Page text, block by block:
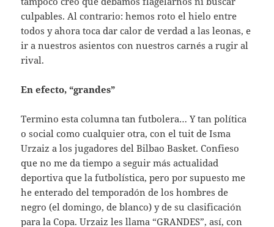
culpables. Al contrario: hemos roto el hielo entre
todos y ahora toca dar calor de verdad a las leonas, e
ir a nuestros asientos con nuestros carnés a rugir al
rival.
En efecto, “grandes”
Termino esta columna tan futbolera… Y tan política
o social como cualquier otra, con el tuit de Isma
Urzaiz a los jugadores del Bilbao Basket. Confieso
que no me da tiempo a seguir más actualidad
deportiva que la futbolística, pero por supuesto me
he enterado del temporadón de los hombres de
negro (el domingo, de blanco) y de su clasificación
para la Copa. Urzaiz les llama “GRANDES”, así, con